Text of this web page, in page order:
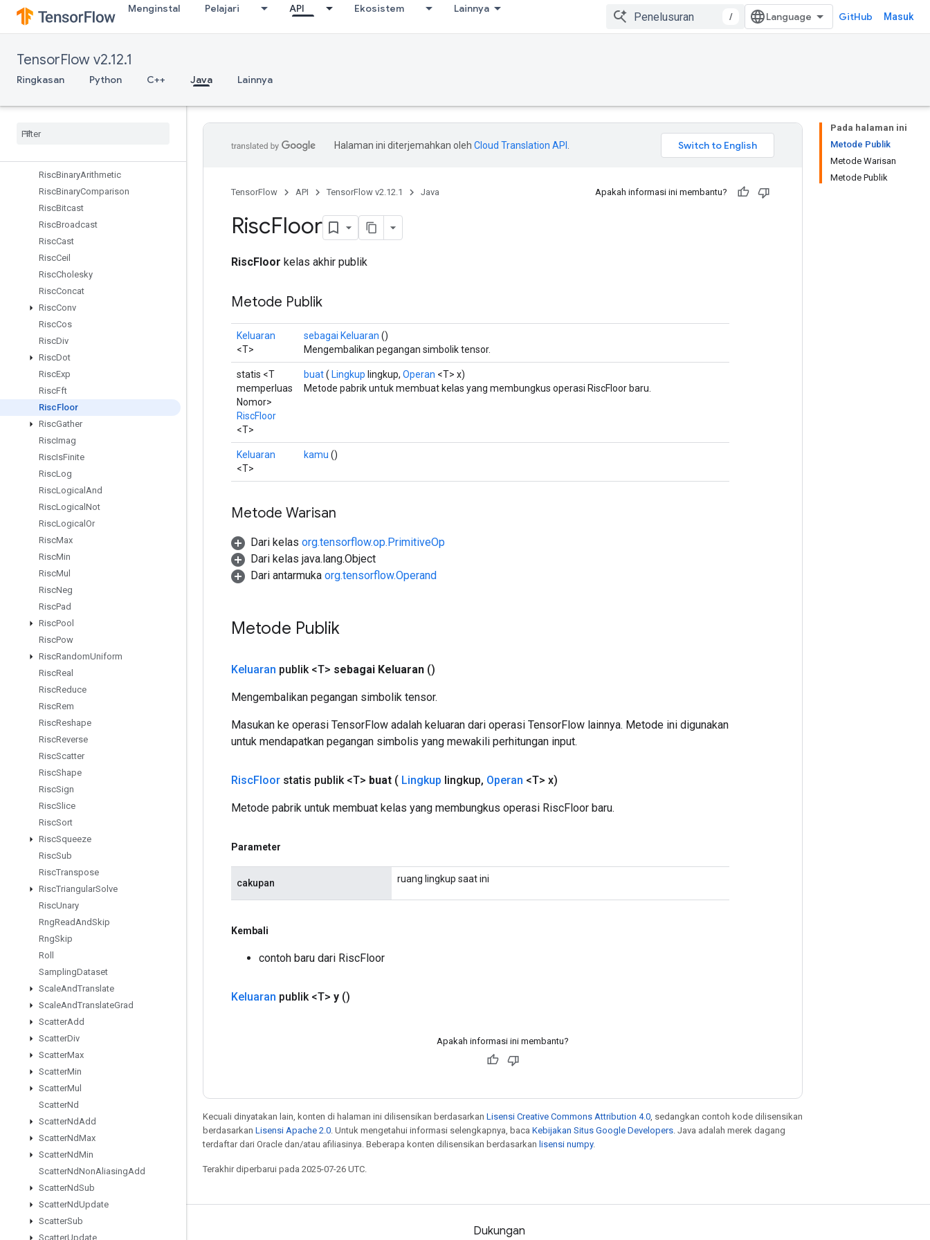
Menginstal Pelajari API Ekosistem Lainnya
/ GitHub Masuk
TensorFlow v2.12.1
Ringkasan Python C++ Java Lainnya
RetrieveTPUEmbeddingMomentumParameters
RetrieveTPUEmbeddingProximalAdagradParameters
RetrieveTPUEmbeddingRMSPropParameters
RetrieveTPUEmbeddingStochasticGradientDescentParameters
ReverseSequence
RiscBinaryArithmetic
RiscBinaryComparison
RiscBitcast
RiscBroadcast
RiscCast
RiscCeil
RiscCholesky
RiscConcat
RiscConv
RiscCos
RiscDiv
RiscDot
RiscExp
RiscFft
RiscFloor
RiscGather
RiscImag
RiscIsFinite
RiscLog
RiscLogical And
RiscLogical Not
RiscLogical Or
RiscMax
RiscMin
RiscMul
RiscNeg
RiscPad
RiscPool
RiscPow
RiscRandomUniform
RiscReal
RiscReduce
RiscRem
RiscReshape
RiscReverse
RiscScatter
RiscShape
RiscSign
RiscSlice
RiscSort
RiscSqueeze
RiscSub
RiscTranspose
RiscTriangularSolve
RiscUnary
RngReadAndSkip
RngSkip
Roll
SamplingDataset
ScaleAndTranslate
ScaleAndTranslateGrad
ScatterAdd
ScatterDiv
ScatterMax
ScatterMin
ScatterMul
ScatterNd
ScatterNdAdd
ScatterNdMax
ScatterNdMin
ScatterNdNonAliasingAdd
ScatterNdSub
ScatterNdUpdate
ScatterSub
ScatterUpdate
Pada halaman ini
Metode Publik
Metode Warisan
Metode Publik
Halaman ini diterjemahkan oleh Cloud Translation API
TensorFlow API TensorFlow v2.12.1 Java Apakah informasi ini membantu?
RiscFloor
RiscFloor kelas akhir publik
Metode Publik
Keluaran
<T>
sebagai Keluaran ()
Mengembalikan pegangan simbolik tensor.
statis <T
memperluas
Nomor>
RiscFloor
<T>
buat( Lingkup lingkup, Operan <T> x)
Metode pabrik untuk membuat kelas yang membungkus operasi RiscFloor baru.
Keluaran
<T>
kamu ()
Metode Warisan
Dari kelas org.tensorflow.op.PrimitiveOp
Dari kelas java.lang.Object
Dari antarmuka org.tensorflow.Operand
Metode Publik
Keluaran publik <T> sebagai Keluaran ()
Mengembalikan pegangan simbolik tensor.
Masukan ke operasi TensorFlow adalah keluaran dari operasi TensorFlow lainnya. Metode ini digunakan
untuk mendapatkan pegangan simbolis yang mewakili perhitungan input.
RiscFloor statis publik <T> buat ( Lingkup lingkup, Operan <T> x)
Metode pabrik untuk membuat kelas yang membungkus operasi RiscFloor baru.
Parameter
cakupan ruang lingkup saat ini
Kembali
contoh baru dari RiscFloor
Keluaran publik <T> y ()
Apakah informasi ini membantu?
Kecuali dinyatakan lain, konten di halaman ini dilisensikan berdasarkan Lisensi Creative Commons Attribution 4.0 , sedangkan contoh kode dilisensikan
berdasarkan Lisensi Apache 2.0 . Untuk mengetahui informasi selengkapnya, baca Kebijakan Situs Google Developers . Java adalah merek dagang
terdaftar dari Oracle dan/atau afiliasinya. Beberapa konten dilisensikan berdasarkan lisensi numpy.
Terakhir diperbarui pada 2025-07-26 UTC.
Tetap terhubung Dukungan